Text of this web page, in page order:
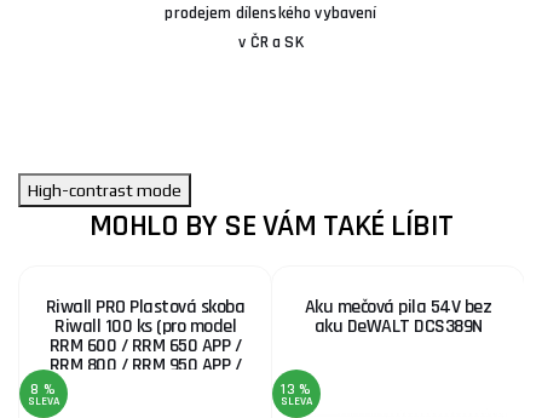
prodejem dílenského vybavení
v ČR a SK
High-contrast mode
MOHLO BY SE VÁM TAKÉ LÍBIT
Riwall PRO Plastová skoba
Riwall 100 ks (pro model
RRM 600 / RRM 650 APP /
RRM 800 / RRM 950 APP /
8 %
SLEVA
Aku mečová pila 54V bez
aku DeWALT DCS389N
13 %
SLEVA